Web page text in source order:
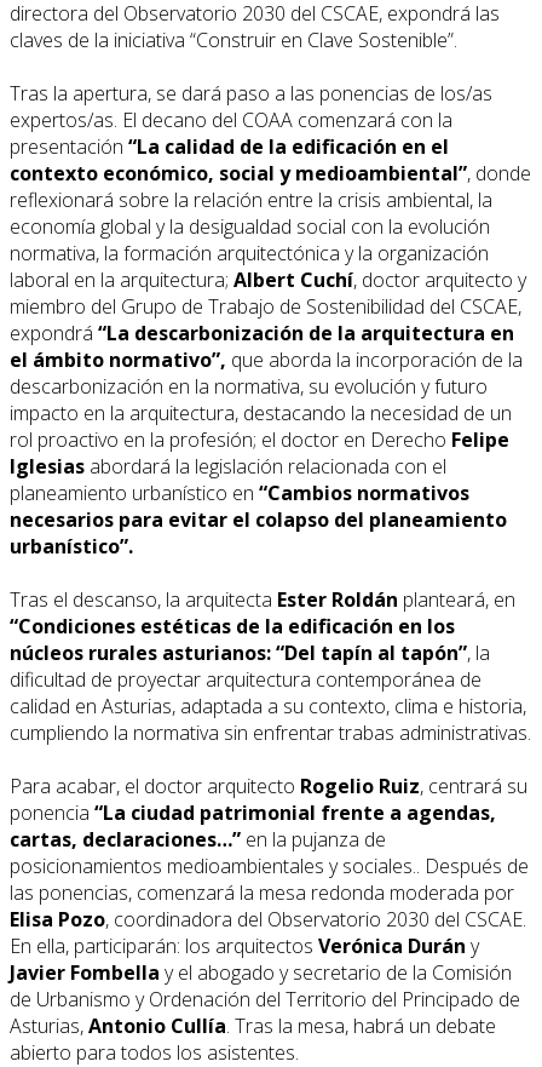
directora del Observatorio 2030 del CSCAE, expondrá las
claves de la iniciativa “Construir en Clave Sostenible”.
Tras la apertura, se dará paso a las ponencias de los/as
expertos/as. El decano del COAA comenzará con la
presentación “La calidad de la edificación en el
contexto económico, social y medioambiental”, donde
reflexionará sobre la relación entre la crisis ambiental, la
economía global y la desigualdad social con la evolución
normativa, la formación arquitectónica y la organización
laboral en la arquitectura; Albert Cuchí, doctor arquitecto y
miembro del Grupo de Trabajo de Sostenibilidad del CSCAE,
expondrá “La descarbonización de la arquitectura en
el ámbito normativo”, que aborda la incorporación de la
descarbonización en la normativa, su evolución y futuro
impacto en la arquitectura, destacando la necesidad de un
rol proactivo en la profesión; el doctor en Derecho Felipe
Iglesias abordará la legislación relacionada con el
planeamiento urbanístico en “Cambios normativos
necesarios para evitar el colapso del planeamiento
urbanístico”.
Tras el descanso, la arquitecta Ester Roldán planteará, en
“Condiciones estéticas de la edificación en los
núcleos rurales asturianos: “Del tapín al tapón”, la
dificultad de proyectar arquitectura contemporánea de
calidad en Asturias, adaptada a su contexto, clima e historia,
cumpliendo la normativa sin enfrentar trabas administrativas.
Para acabar, el doctor arquitecto Rogelio Ruiz, centrará su
ponencia “La ciudad patrimonial frente a agendas,
cartas, declaraciones…” en la pujanza de
posicionamientos medioambientales y sociales.. Después de
las ponencias, comenzará la mesa redonda moderada por
Elisa Pozo, coordinadora del Observatorio 2030 del CSCAE.
En ella, participarán: los arquitectos Verónica Durán y
Javier Fombella y el abogado y secretario de la Comisión
de Urbanismo y Ordenación del Territorio del Principado de
Asturias,Antonio Cullía. Tras la mesa, habrá un debate
abierto para todos los asistentes.